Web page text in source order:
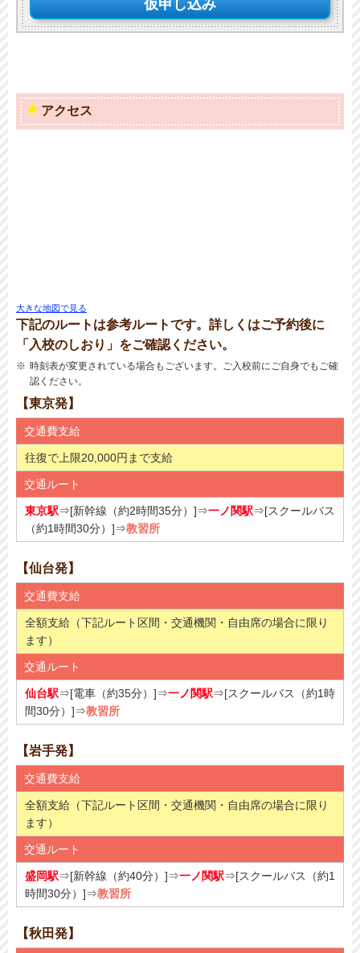
仮申し込み
アクセス
大きな地図で見る
下記のルートは参考ルートです。詳しくはご予約後に
「入校のしおり」をご確認ください。
時刻表が変更されている場合もございます。ご入校前にご自身でもご確
認ください。
【東京発】
交通費支給
往復で上限20,000円まで支給
交通ルート
東京駅⇒[新幹線（約2時間35分）]⇒一ノ関駅⇒[スクールバス
（約1時間30分）]⇒教習所
【仙台発】
交通費支給
全額支給（下記ルート区間・交通機関・自由席の場合に限り
ます）
交通ルート
仙台駅⇒[電車（約35分）]⇒一ノ関駅⇒[スクールバス（約1時
間30分）]⇒教習所
【岩手発】
交通費支給
全額支給（下記ルート区間・交通機関・自由席の場合に限り
ます）
交通ルート
盛岡駅⇒[新幹線（約40分）]⇒一ノ関駅⇒[スクールバス（約1
時間30分）]⇒教習所
【秋田発】